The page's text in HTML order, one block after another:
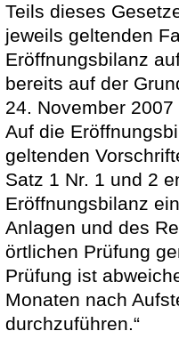
Teils dieses
jeweils geltenden
Eröffnungsbilanz
bereits auf der
24. November
Auf die
geltenden
Satz 1 Nr. 1 und 2
Eröffnungsbilanz
Anlagen und des
örtlichen Prüfung
Prüfung ist
Monaten nach
durchzuführen.“